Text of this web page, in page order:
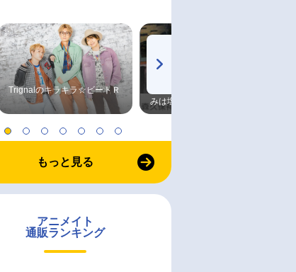
Trignalのキラキラ☆ビートＲ
みは塩だけ
もっと見る
アニメイト
通販ランキング